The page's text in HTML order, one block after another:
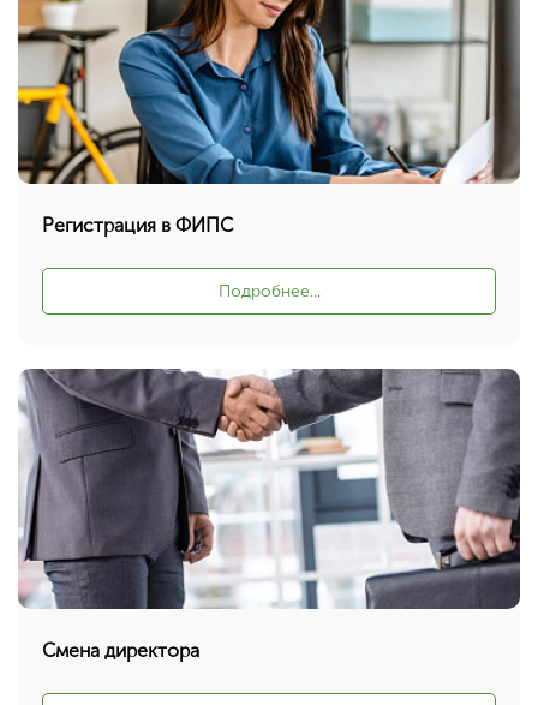
Регистрация в ФИПС
Подробнее...
Смена директора